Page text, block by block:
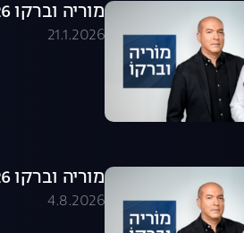
מוריה וברקו 21.01.26 - התכנית המלאה
21.1.2026
מוריה וברקו 04.08.26 - התכנית המלאה
4.8.2026